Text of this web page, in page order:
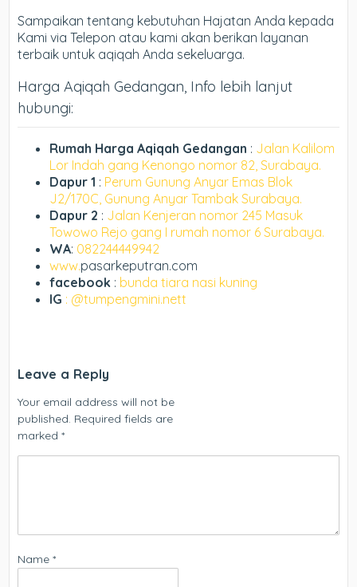
Sampaikan tentang kebutuhan Hajatan Anda kepada
Kami via Telepon atau kami akan berikan layanan
terbaik untuk aqiqah Anda sekeluarga.
Harga Aqiqah Gedangan, Info lebih lanjut
hubungi:
Rumah Harga Aqiqah Gedangan : Jalan Kalilom
Lor Indah gang Kenongo nomor 82, Surabaya.
Dapur 1 : Perum Gunung Anyar Emas Blok
J2/170C, Gunung Anyar Tambak Surabaya.
Dapur 2 : Jalan Kenjeran nomor 245 Masuk
Towowo Rejo gang I rumah nomor 6 Surabaya.
WA: 082244449942
www.pasarkeputran.com
facebook : bunda tiara nasi kuning
IG : @tumpengmini.nett
Leave a Reply
Your email address will not be
published. Required fields are
marked*
Name*